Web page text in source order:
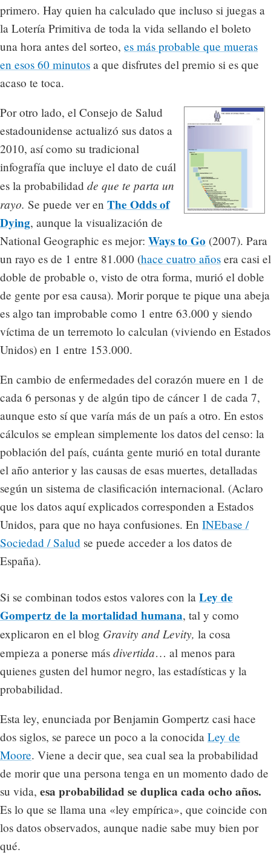
primero. Hay quien ha calculado que incluso si juegas a
la Lotería Primitiva de toda la vida sellando el boleto
una hora antes del sorteo, es más probable que mueras
en esos 60 minutos a que disfrutes del premio si es que
acaso te toca.
Por otro lado, el Consejo de Salud
estadounidense actualizó sus datos a
2010, así como su tradicional
infografía que incluye el dato de cuál
es la probabilidad de que te parta un
rayo. Se puede ver en The Odds of
Dying, aunque la visualización de
National Geographic es mejor: Ways to Go (2007). Para
un rayo es de 1 entre 81.000 (hace cuatro años era casi el
doble de probable o, visto de otra forma, murió el doble
de gente por esa causa). Morir porque te pique una abeja
es algo tan improbable como 1 entre 63.000 y siendo
víctima de un terremoto lo calculan (viviendo en Estados
Unidos) en 1 entre 153.000.
En cambio de enfermedades del corazón muere en 1 de
cada 6 personas y de algún tipo de cáncer 1 de cada 7,
aunque esto sí que varía más de un país a otro. En estos
cálculos se emplean simplemente los datos del censo: la
población del país, cuánta gente murió en total durante
el año anterior y las causas de esas muertes, detalladas
según un sistema de clasificación internacional. (Aclaro
que los datos aquí explicados corresponden a Estados
Unidos, para que no haya confusiones. En INEbase /
Sociedad / Salud se puede acceder a los datos de
España).
Si se combinan todos estos valores con la Ley de
Gompertz de la mortalidad humana, tal y como
explicaron en el blog Gravity and Levity, la cosa
empieza a ponerse más divertida… al menos para
quienes gusten del humor negro, las estadísticas y la
probabilidad.
Esta ley, enunciada por Benjamin Gompertz casi hace
dos siglos, se parece un poco a la conocida Ley de
Moore. Viene a decir que, sea cual sea la probabilidad
de morir que una persona tenga en un momento dado de
su vida, esa probabilidad se duplica cada ocho años.
Es lo que se llama una «ley empírica», que coincide con
los datos observados, aunque nadie sabe muy bien por
qué.